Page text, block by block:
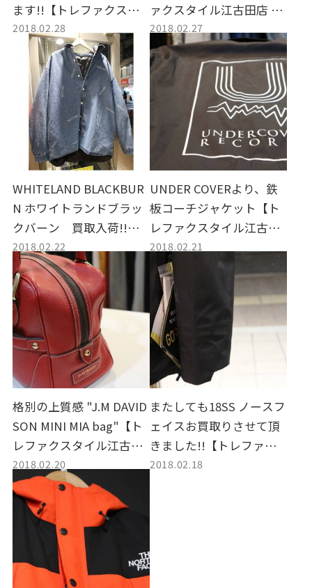
ます!!【トレファクスタ
イル江古田店 古着 ブロ
グ】
2018.02.28
ァクスタイル江古田店 古
着 ブログ】
2018.02.27
WHITELAND BLACKBUR
N ホワイトランドブラッ
クバーン 買取入荷!!
【トレファクスタイル 江
古田店 古着 ブログ】
2018.02.22
UNDER COVERより、鉄
板コーチジャケット【ト
レファクスタイル江古田
店 古着 ブログ】
2018.02.21
格別の上質感 "J.M DAVID
SON MINI MIA bag"【ト
レファクスタイル江古田
店 古着 ブログ】
2018.02.20
またしても18SS ノースフ
ェイスお買取りさせて頂
きました!!【トレファク
スタイル 江古田店 古着
2018.02.18